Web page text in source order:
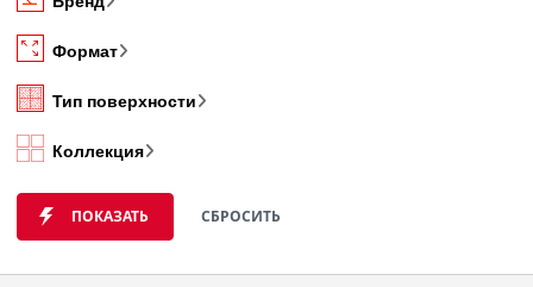
Формат
Тип поверхности
Коллекция
ПОКАЗАТЬ СБРОСИТЬ